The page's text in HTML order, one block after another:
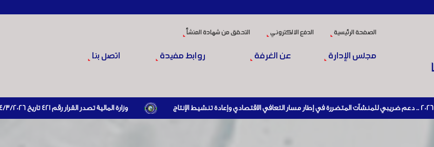
الصفحة الرئيسية الدفع الالكتروني التحقق من شهادة المنشأ
مجلس الإدارة عن الغرفة روابط مفيدة اتصل بنا
وزارة المالية تصدر القرار رقم 421 تاريخ 24/3/2026 المتضمن الزام المستوردين بإبراز براءة ذمة مالية سارية صادرة عن الهيئة العامة للضرائب والرسوم أو مديرياتها عند القيام بعمليات الاستيراد